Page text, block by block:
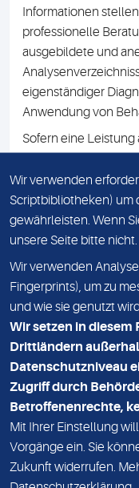
Informationen
professionelle
ausgebildete und
eigenständiger
Anwendung von
Sofern eine
Namen des
Fremdlaborleistung
Vereinbarung
DATENSCHUTZ
KONTAKT
NEWSLETTER
ADRESSE
MVZ Medizinisches
Essener Straße 108
22419 Hamburg
Wir verwenden
Scriptbibliotheken) um
gewährleisten. Wenn
unsere Seite bitte nicht.
Wir verwenden
Fingerprints), um zu
und wie sie genutzt
Wir setzen in diesem
Drittländern
Datenschutzniveau
Zugriff durch
Betroffenenrechte,
Mit Ihrer Einstellung
Vorgänge ein. Sie
Zukunft widerrufen.